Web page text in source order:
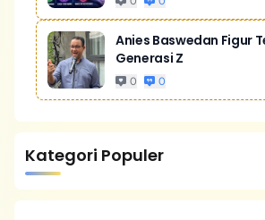
Anies Baswedan Figur
Generasi Z
0 0
Kategori Populer